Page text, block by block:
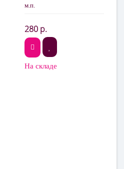
м.п.
280 р.
На складе